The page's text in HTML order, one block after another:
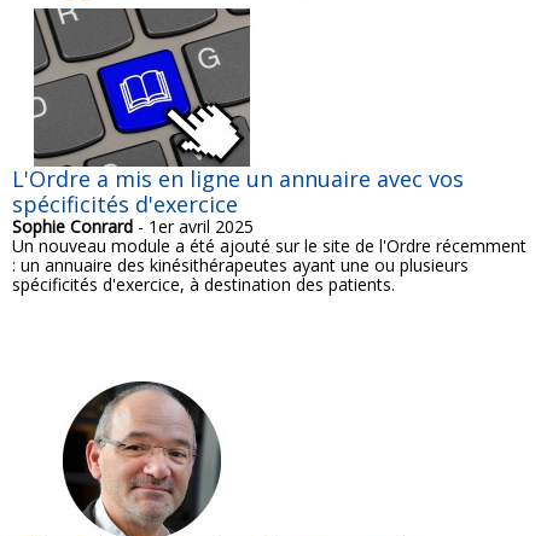
L'Ordre a mis en ligne un annuaire avec vos
spécificités d'exercice
Sophie Conrard - 1er avril 2025
Un nouveau module a été ajouté sur le site de l'Ordre récemment
: un annuaire des kinésithérapeutes ayant une ou plusieurs
spécificités d'exercice, à destination des patients.